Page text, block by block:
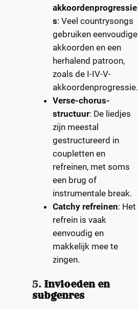
akkoordenprogressie
s: Veel countrysongs
gebruiken eenvoudige
akkoorden en een
herhalend patroon,
zoals de I-IV-V-
akkoordenprogressie.
Verse-chorus-
structuur: De liedjes
zijn meestal
gestructureerd in
coupletten en
refreinen, met soms
een brug of
instrumentale break.
Catchy refreinen: Het
refrein is vaak
eenvoudig en
makkelijk mee te
zingen.
5. Invloeden en
subgenres